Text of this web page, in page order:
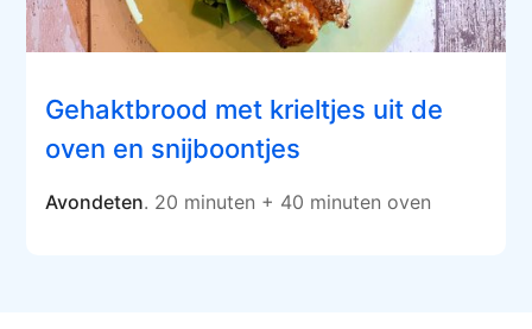
Gehaktbrood met krieltjes uit de
oven en snijboontjes
Avondeten. 20 minuten + 40 minuten oven